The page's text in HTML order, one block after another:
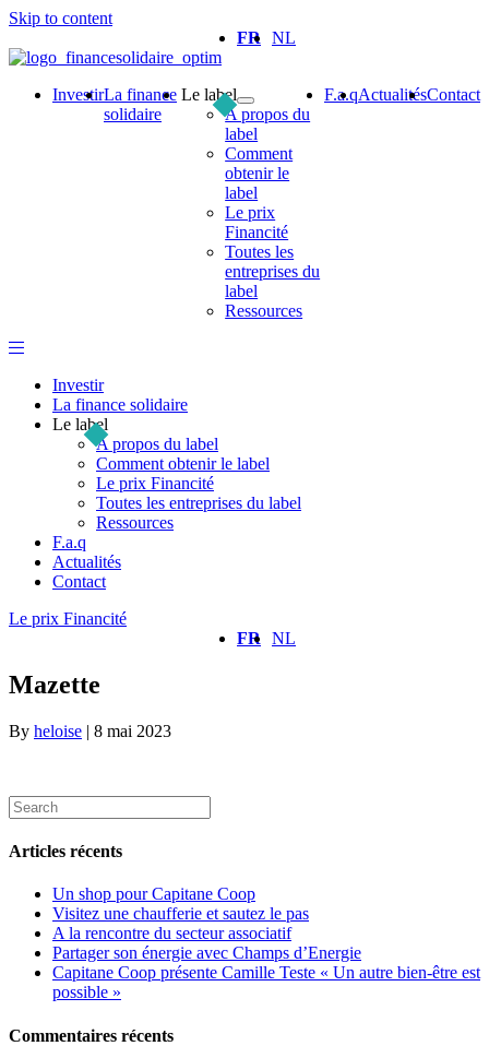
Skip to content
FR
NL
InvestirLa finance
solidaire
Le label
A propos du
label
Comment
obtenir le
label
Le prix
Financité
Toutes les
entreprises du
label
Ressources
F.a.qActualitésContact
Investir
La finance solidaire
Le label
A propos du label
Comment obtenir le label
Le prix Financité
Toutes les entreprises du label
Ressources
F.a.q
Actualités
Contact
Le prix Financité
FR
NL
Mazette
By heloise | 8 mai 2023
Articles récents
Un shop pour Capitane Coop
Visitez une chaufferie et sautez le pas
A la rencontre du secteur associatif
Partager son énergie avec Champs d’Energie
Capitane Coop présente Camille Teste « Un autre bien-être est
possible »
Commentaires récents